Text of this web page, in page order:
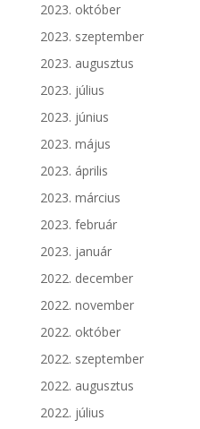
2023. október
2023. szeptember
2023. augusztus
2023. július
2023. június
2023. május
2023. április
2023. március
2023. február
2023. január
2022. december
2022. november
2022. október
2022. szeptember
2022. augusztus
2022. július